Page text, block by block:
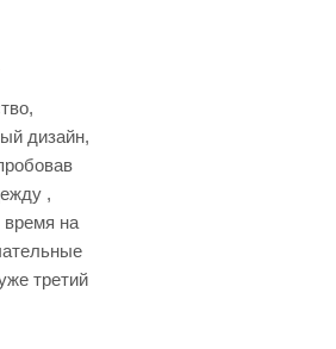
дизайн,
,
время на
третий